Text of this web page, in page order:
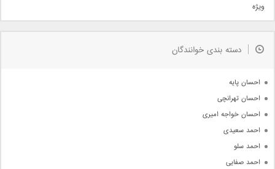
دمو
مذهبی
جدیدترین ها
ویژه
دسته بندی خوانندگان
احسان پایه
احسان تهرانچی
احسان خواجه امیری
احمد سعیدی
احمد سلو
احمد صفایی